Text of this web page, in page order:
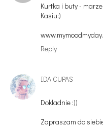
Kurtka i buty -
Kasiu:)
Reply
IDA CUPAS
Dokladnie :))
Zapraszam do